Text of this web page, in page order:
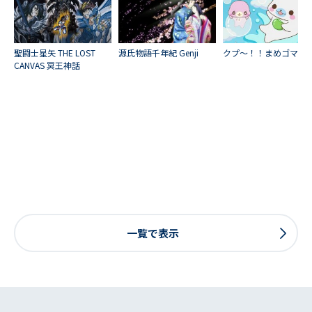
聖闘士星矢 THE LOST
CANVAS 冥王神話
源氏物語千年紀 Genji クプ～！！まめゴマ！
一覧で表示